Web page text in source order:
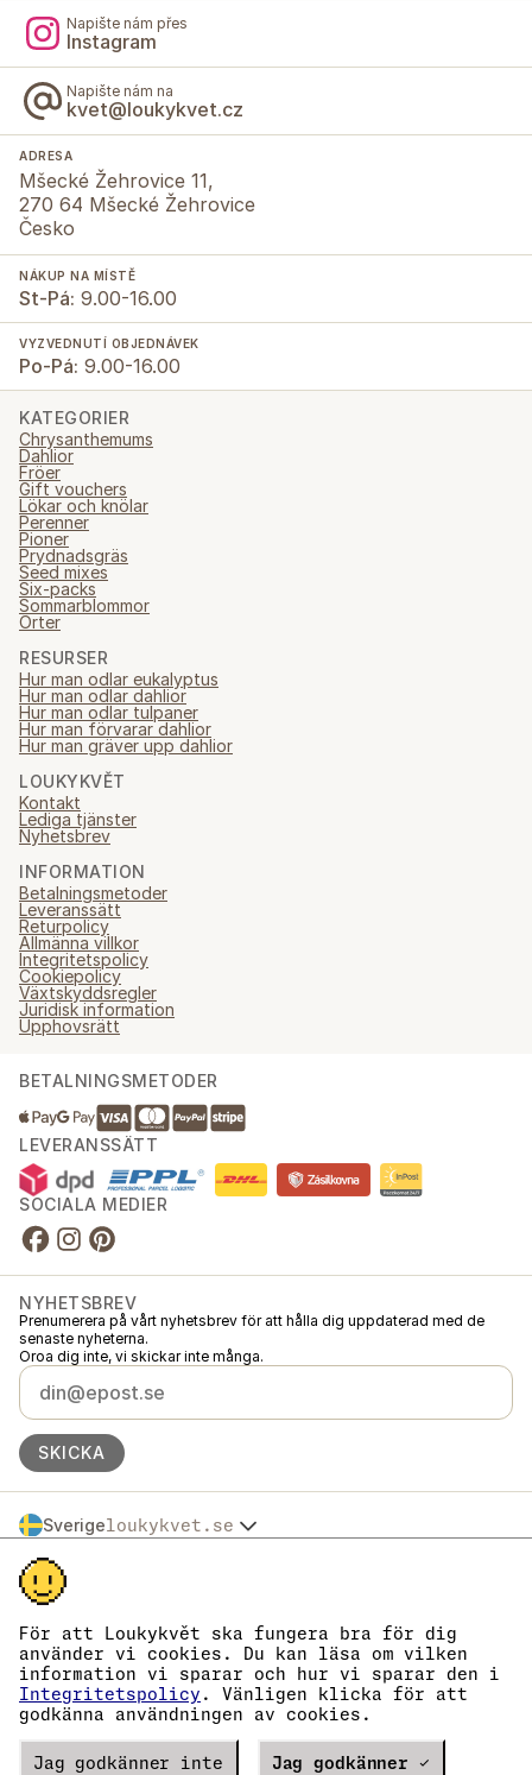
För att Loukykvět ska fungera bra för dig
använder vi cookies. Du kan läsa om vilken
information vi sparar och hur vi sparar den i
Integritetspolicy . Vänligen klicka för att
godkänna användningen av cookies.
Jag godkänner inte Jag godkänner ✓
Napište nám přes
Instagram
Napište nám na
kvet@loukykvet.cz
ADRESA
Mšecké Žehrovice 11,
270 64 Mšecké Žehrovice
Česko
NÁKUP NA MÍSTĚ
St-Pá: 9.00-16.00
VYZVEDNUTÍ OBJEDNÁVEK
Po-Pá: 9.00-16.00
KATEGORIER
Chrysanthemums
Dahlior
Fröer
Gift vouchers
Lökar och knölar
Perenner
Pioner
Prydnadsgräs
Seed mixes
Six-packs
Sommarblommor
Örter
RESURSER
Hur man odlar eukalyptus
Hur man odlar dahlior
Hur man odlar tulpaner
Hur man förvarar dahlior
Hur man gräver upp dahlior
LOUKYKVĚT
Kontakt
Lediga tjänster
Nyhetsbrev
INFORMATION
Betalningsmetoder
Leveranssätt
Returpolicy
Allmänna villkor
Integritetspolicy
Cookiepolicy
Växtskyddsregler
Juridisk information
Upphovsrätt
BETALNINGSMETODER
LEVERANSSÄTT
SOCIALA MEDIER
NYHETSBREV
Prenumerera på vårt nyhetsbrev för att hålla dig uppdaterad med de
senaste nyheterna.
Oroa dig inte, vi skickar inte många.
SKICKA
Sverigeloukykvet.se
Slovensko
Polska
Österreich
Deutschland
France
België
Danmark
Eesti
España
© 2016 →
Loukykvět s.r.o. är registrerat i handelsregistret vid stadsdomstolen i
Vi är anslutna till EKO-KOM under nummer EKF00180493.
Vi använder registreringsnummer 0636 för att utfärda växtpass.
Vårt organisationsnummer är 05663687, momsregistreringsnummer är
CZ05663687.
Databoxens ID är eng827q.
EORI-numret är CZ05663687.
Verze20302 PRODUCTION